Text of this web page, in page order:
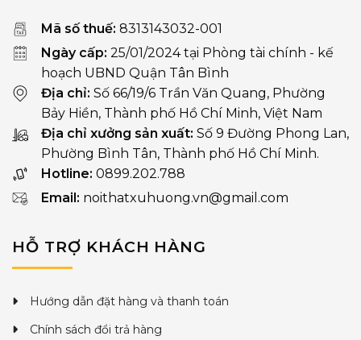
Mã số thuế: 8313143032-001
Ngày cấp: 25/01/2024 tại Phòng tài chính - kế
hoạch UBND Quận Tân Bình
Địa chỉ: Số 66/19/6 Trần Văn Quang, Phường
Bảy Hiền, Thành phố Hồ Chí Minh, Việt Nam
Địa chỉ xưởng sản xuất: Số 9 Đường Phong Lan,
Phường Bình Tân, Thành phố Hồ Chí Minh.
Hotline: 0899.202.788
Email: noithatxuhuong.vn@gmail.com
HỖ TRỢ KHÁCH HÀNG
Hướng dẫn đặt hàng và thanh toán
Chính sách đổi trả hàng